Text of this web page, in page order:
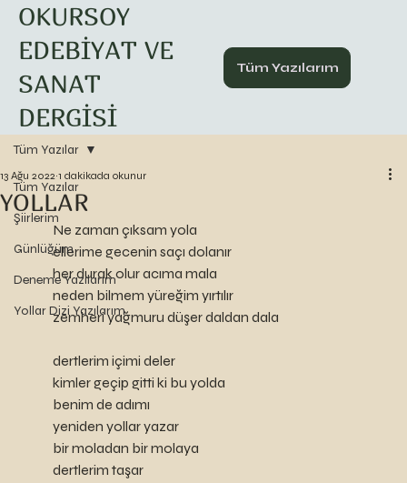
Tüm Yazılarım
OKURSOY
EDEBİYAT VE
SANAT
DERGİSİ
Tüm Yazılar
Şiirlerim
Günlüğüm
Deneme Yazılarım
Yollar Dizi Yazılarım
Tüm Yazılar
YOLLAR
13 Ağu 2022 1 dakikada okunur
Ne zaman çıksam yola
ellerime gecenin saçı dolanır
her durak olur acıma mala
neden bilmem yüreğim yırtılır
zemheri yağmuru düşer daldan dala
dertlerim içimi deler
kimler geçip gitti ki bu yolda
benim de adımı
yeniden yollar yazar
bir moladan bir molaya
dertlerim taşar